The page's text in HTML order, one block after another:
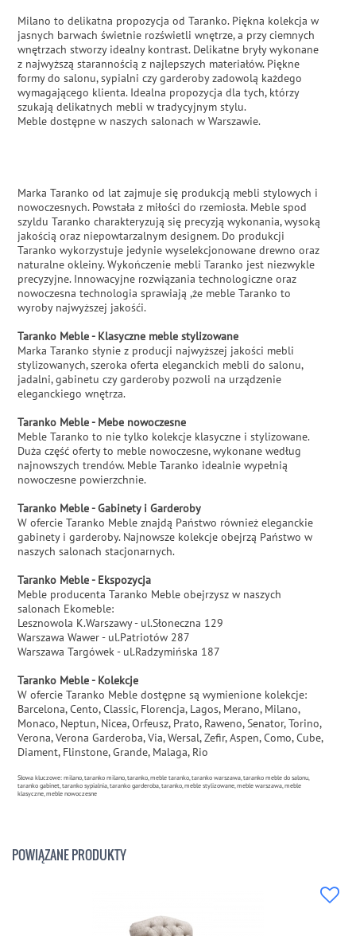
Milano to delikatna propozycja od Taranko. Piękna kolekcja w
jasnych barwach świetnie rozświetli wnętrze, a przy ciemnych
wnętrzach stworzy idealny kontrast. Delikatne bryły wykonane
z najwyższą starannością z najlepszych materiałów. Piękne
formy do salonu, sypialni czy garderoby zadowolą każdego
wymagającego klienta. Idealna propozycja dla tych, którzy
szukają delikatnych mebli w tradycyjnym stylu.
Meble dostępne w naszych salonach w Warszawie.
Marka Taranko od lat zajmuje się produkcją mebli stylowych i
nowoczesnych. Powstała z miłości do rzemiosła. Meble spod
szyldu Taranko charakteryzują się precyzją wykonania, wysoką
jakością oraz niepowtarzalnym designem. Do produkcji
Taranko wykorzystuje jedynie wyselekcjonowane drewno oraz
naturalne okleiny. Wykończenie mebli Taranko jest niezwykle
precyzyjne. Innowacyjne rozwiązania technologiczne oraz
nowoczesna technologia sprawiają ,że meble Taranko to
wyroby najwyższej jakośći.
Taranko Meble - Klasyczne meble stylizowane
Marka Taranko słynie z producji najwyższej jakości mebli
stylizowanych, szeroka oferta eleganckich mebli do salonu,
jadalni, gabinetu czy garderoby pozwoli na urządzenie
eleganckiego wnętrza.
Taranko Meble - Mebe nowoczesne
Meble Taranko to nie tylko kolekcje klasyczne i stylizowane.
Duża część oferty to meble nowoczesne, wykonane według
najnowszych trendów. Meble Taranko idealnie wypełnią
nowoczesne powierzchnie.
Taranko Meble - Gabinety i Garderoby
W ofercie Taranko Meble znajdą Państwo również eleganckie
gabinety i garderoby. Najnowsze kolekcje obejrzą Państwo w
naszych salonach stacjonarnych.
Taranko Meble - Ekspozycja
Meble producenta Taranko Meble obejrzysz w naszych
salonach Ekomeble:
Lesznowola K.Warszawy - ul.Słoneczna 129
Warszawa Wawer - ul.Patriotów 287
Warszawa Targówek - ul.Radzymińska 187
Taranko Meble - Kolekcje
W ofercie Taranko Meble dostępne są wymienione kolekcje:
Barcelona, Cento, Classic, Florencja, Lagos, Merano, Milano,
Monaco, Neptun, Nicea, Orfeusz, Prato, Raweno, Senator, Torino,
Verona, Verona Garderoba, Via, Wersal, Zefir, Aspen, Como, Cube,
Diament, Flinstone, Grande, Malaga, Rio
Słowa kluczowe: milano, taranko milano, taranko, meble taranko, taranko warszawa, taranko meble do salonu,
taranko gabinet, taranko sypialnia, taranko garderoba, taranko, meble stylizowane, meble warszawa, meble
klasyczne, meble nowoczesne
POWIĄZANE PRODUKTY